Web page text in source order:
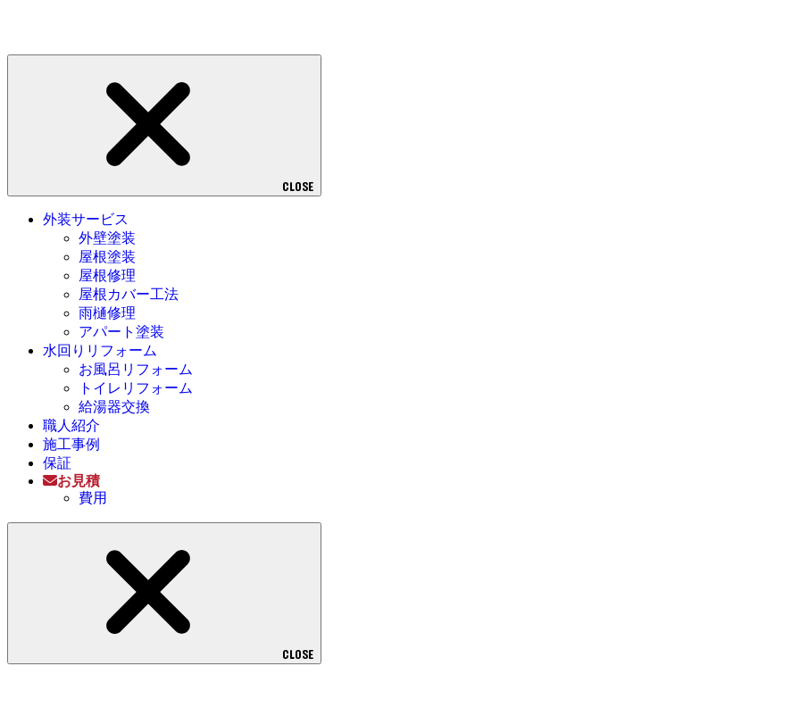
CLOSE
外装サービス
外壁塗装
屋根塗装
屋根修理
屋根カバー工法
雨樋修理
アパート塗装
水回りリフォーム
お風呂リフォーム
トイレリフォーム
給湯器交換
職人紹介
施工事例
保証
お見積
費用
CLOSE